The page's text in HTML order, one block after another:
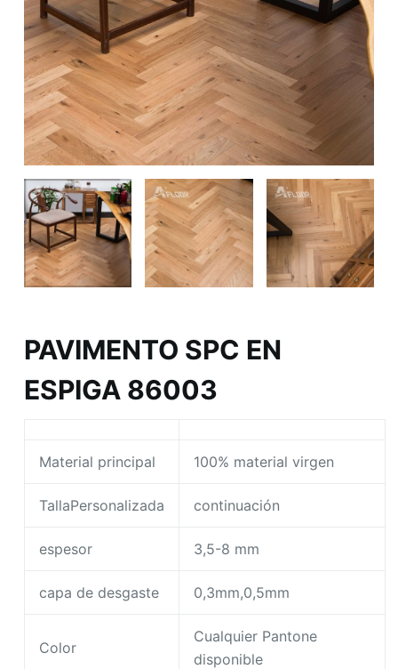
PAVIMENTO SPC EN
ESPIGA 86003
Material principal 100% material virgen
TallaPersonalizada continuación
espesor 3,5-8 mm
capa de desgaste 0,3mm,0,5mm
Color
Cualquier Pantone
disponible